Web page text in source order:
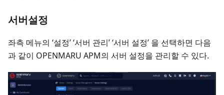
서버설정
좌측 메뉴의 ‘설정’ ‘서버 관리’ ‘서버 설정’ 을 선택하면 다음
과 같이 OPENMARU APM의 서버 설정을 관리할 수 있다.